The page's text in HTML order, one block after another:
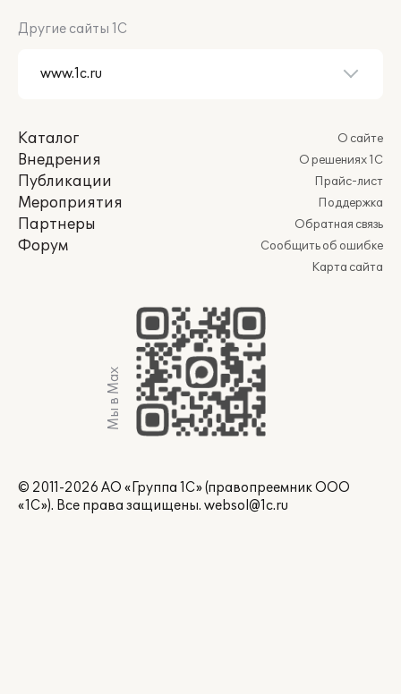
Другие сайты 1С
Каталог
Внедрения
Публикации
Мероприятия
Партнеры
Форум
О сайте
О решениях 1С
Прайс-лист
Поддержка
Обратная связь
Сообщить об ошибке
Карта сайта
Мы в Max
© 2011-2026 АО «Группа 1С» (правопреемник ООО
«1С»). Все права защищены. websol@1c.ru